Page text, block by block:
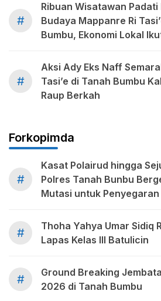
#
Ribuan Wisatawan
Budaya Mappanre Ri
Bumbu, Ekonomi Lokal
#
Aksi Ady Eks Naff
Tasi’e di Tanah Bumbu
Raup Berkah
Forkopimda
#
Kasat Polairud hingga
Polres Tanah Bunbu
Mutasi untuk Penyegaran
#
Thoha Yahya Umar Sidiq
Lapas Kelas III Batulicin
#
Ground Breaking
2026 di Tanah Bumbu